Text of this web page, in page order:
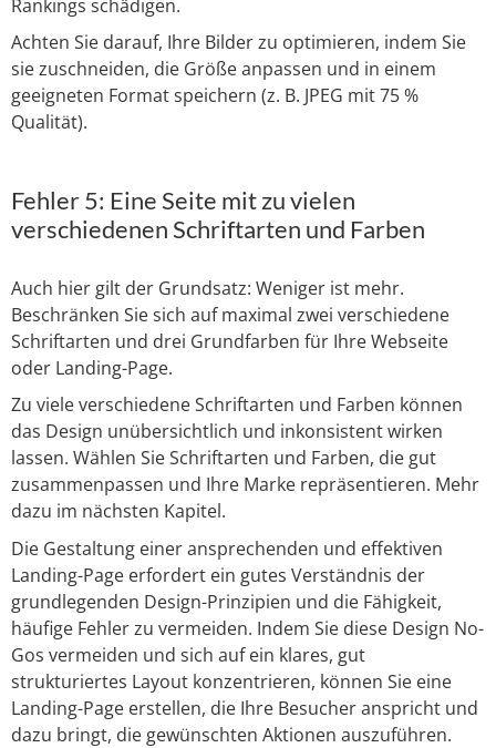
Rankings schädigen.
Achten Sie darauf, Ihre Bilder zu optimieren, indem Sie
sie zuschneiden, die Größe anpassen und in einem
geeigneten Format speichern (z. B. JPEG mit 75 %
Qualität).
Fehler 5: Eine Seite mit zu vielen
verschiedenen Schriftarten und Farben
Auch hier gilt der Grundsatz: Weniger ist mehr.
Beschränken Sie sich auf maximal zwei verschiedene
Schriftarten und drei Grundfarben für Ihre Webseite
oder Landing-Page.
Zu viele verschiedene Schriftarten und Farben können
das Design unübersichtlich und inkonsistent wirken
lassen. Wählen Sie Schriftarten und Farben, die gut
zusammenpassen und Ihre Marke repräsentieren. Mehr
dazu im nächsten Kapitel.
Die Gestaltung einer ansprechenden und effektiven
Landing-Page erfordert ein gutes Verständnis der
grundlegenden Design-Prinzipien und die Fähigkeit,
häufige Fehler zu vermeiden. Indem Sie diese Design No-
Gos vermeiden und sich auf ein klares, gut
strukturiertes Layout konzentrieren, können Sie eine
Landing-Page erstellen, die Ihre Besucher anspricht und
dazu bringt, die gewünschten Aktionen auszuführen.